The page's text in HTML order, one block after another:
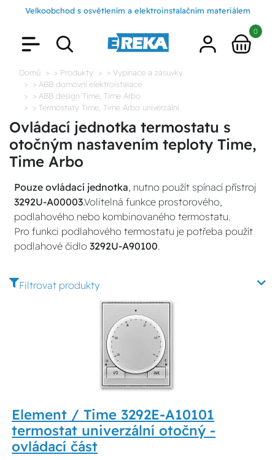
Velkoobchod s osvětlením a elektroinstalačním materiálem
0
Domů > Produkty
> Vypínače a zásuvky
> ABB domovní elektroistalace
> ABB design Time, Time Arbo
> Termostaty Time, Time Arbo univerzální
Ovládací jednotka termostatu s
otočným nastavením teploty Time,
Time Arbo
Pouze ovládací jednotka, nutno použít spínací přístroj
3292U-A00003.Volitelná funkce prostorového,
podlahového nebo kombinovaného termostatu.
Pro funkci podlahového termostatu je potřeba použít
podlahové čidlo 3292U-A90100.
Filtrovat produkty
Element / Time 3292E-A10101
termostat univerzální otočný -
ovládací část